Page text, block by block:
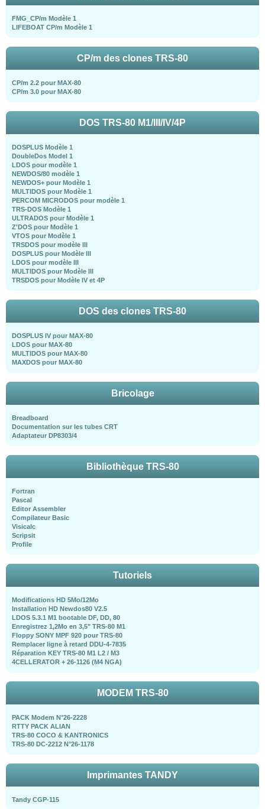
FMG_CP/m Modèle 1
LIFEBOAT CP/m Modèle 1
CP/m des clones TRS-80
CP/m 2.2 pour MAX-80
CP/m 3.0 pour MAX-80
DOS TRS-80 M1/III/IV/4P
DOSPLUS Modèle 1
DoubleDos Model 1
LDOS pour modèle 1
NEWDOS/80 modèle 1
NEWDOS+ pour Modèle 1
MULTIDOS pour Modèle 1
PERCOM MICRODOS pour modèle 1
TRS-DOS Modèle 1
ULTRADOS pour Modèle 1
Z'DOS pour Modèle 1
VTOS pour Modèle 1
TRSDOS pour modèle III
DOSPLUS pour Modèle III
LDOS pour modèle III
MULTIDOS pour Modèle III
TRSDOS pour Modèle IV et 4P
DOS des clones TRS-80
DOSPLUS IV pour MAX-80
LDOS pour MAX-80
MULTIDOS pour MAX-80
MAXDOS pour MAX-80
Bricolage
Breadboard
Documentation sur les tubes CRT
Adaptateur DP8303/4
Bibliothèque TRS-80
Fortran
Pascal
Editor Assembler
Compilateur Basic
Visicalc
Scripsit
Profile
Tutoriels
Modifications HD 5Mo/12Mo
Installation HD Newdos80 V2.5
LDOS 5.3.1 M1 bootable DF, DD, 80
Enregistrez 1,2Mo en 3,5" TRS-80 M1
Floppy SONY MPF 920 pour TRS-80
Remplacer ligne à retard DDU-4-7835
Réparation KEY TRS-80 M1 L2 / M3
4CELLERATOR + 26-1126 (M4 NGA)
MODEM TRS-80
PACK Modem N°26-2228
RTTY PACK ALIAN
TRS-80 COCO & KANTRONICS
TRS-80 DC-2212 N°26-1178
Imprimantes TANDY
Tandy CGP-115